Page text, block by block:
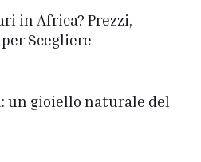
in Africa? Prezzi,
Scegliere
un gioiello naturale del